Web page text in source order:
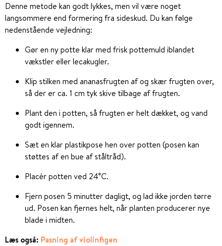
Denne metode kan godt lykkes, men vil være noget
langsommere end formering fra sideskud. Du kan følge
nedenstående vejledning:
Gør en ny potte klar med frisk pottemuld iblandet
vækstler eller lecakugler.
Klip stilken med ananasfrugten af og skær frugten over,
så der er ca. 1 cm tyk skive tilbage af frugten.
Plant den i potten, så frugten er helt dækket, og vand
godt igennem.
Sæt en klar plastikpose hen over potten (posen kan
støttes af en bue af ståltråd).
Placér potten ved 24°C.
Fjern posen 5 minutter dagligt, og lad ikke jorden tørre
ud. Posen kan fjernes helt, når planten producerer nye
blade i midten.
Læs også: Pasning af violinfigen